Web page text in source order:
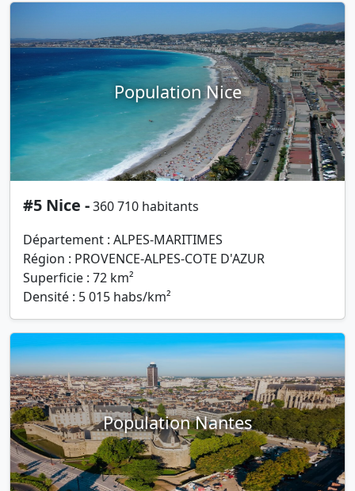
Population Nice
#5 Nice -360 710 habitants
Département : ALPES-MARITIMES
Région : PROVENCE-ALPES-COTE D'AZUR
Superficie : 72 km²
Densité : 5 015 habs/km²
Population Nantes